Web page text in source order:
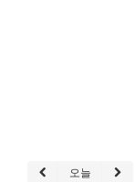
오늘